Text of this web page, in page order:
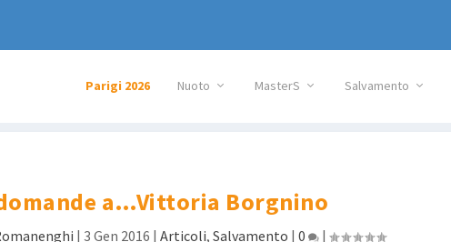
Parigi 2026 Nuoto MasterS Salvamento
a…Vittoria Borgnino
| 3 Gen 2016 | Articoli, Salvamento | 0 |